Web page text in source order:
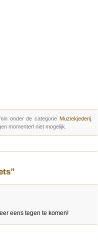
onder de categorie Muziekjederij
momenterl niet mogelijk.
eens tegen te komen!